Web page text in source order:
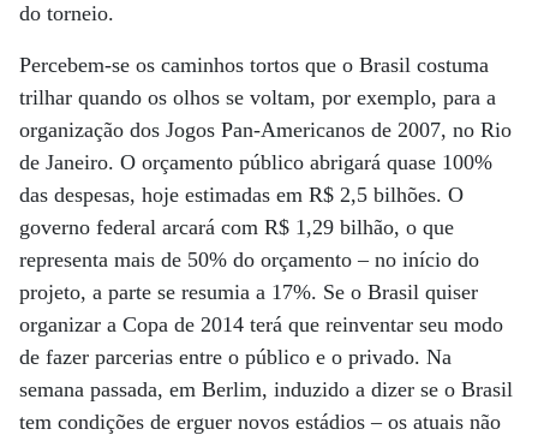
do torneio.
Percebem-se os caminhos tortos que o Brasil costuma
trilhar quando os olhos se voltam, por exemplo, para a
organização dos Jogos Pan-Americanos de 2007, no Rio
de Janeiro. O orçamento público abrigará quase 100%
das despesas, hoje estimadas em R$ 2,5 bilhões. O
governo federal arcará com R$ 1,29 bilhão, o que
representa mais de 50% do orçamento – no início do
projeto, a parte se resumia a 17%. Se o Brasil quiser
organizar a Copa de 2014 terá que reinventar seu modo
de fazer parcerias entre o público e o privado. Na
semana passada, em Berlim, induzido a dizer se o Brasil
tem condições de erguer novos estádios – os atuais não